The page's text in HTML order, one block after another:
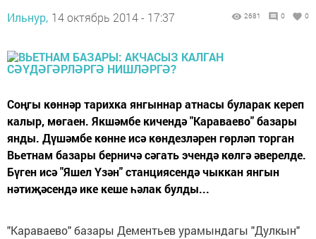
Ильнур, 14 октябрь 2014 - 17:37 2681 0 0
Соңгы көннәр тарихка янгыннар атнасы буларак кереп
калыр, мөгаен. Якшәмбе кичендә "Караваево" базары
янды. Дүшәмбе көнне исә көндезләрен гөрләп торган
Вьетнам базары берничә сәгать эчендә көлгә әверелде.
Бүген исә "Яшел Үзән" станциясендә чыккан янгын
нәтиҗәсендә ике кеше һәлак булды...
"Караваево" базары Дементьев урамындагы "Дулкын"